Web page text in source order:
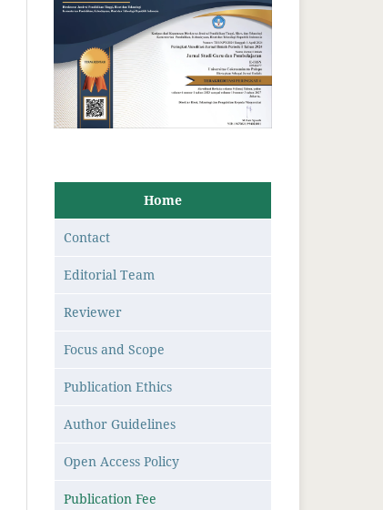
Home
Contact
Editorial Team
Reviewer
Focus and Scope
Publication Ethics
Author Guidelines
Open Access Policy
Publication Fee